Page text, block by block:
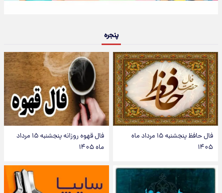
پنجره
فال حافظ پنجشنبه ۱۵ مرداد ماه
۱۴۰۵
فال قهوه روزانه پنجشنبه ۱۵ مرداد
ماه ۱۴۰۵